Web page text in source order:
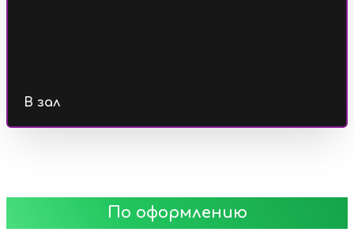
В зал
По оформлению